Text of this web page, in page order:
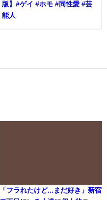
版】#ゲイ #ホモ #同性愛 #芸
能人
「フラれたけど...まだ好き」新宿